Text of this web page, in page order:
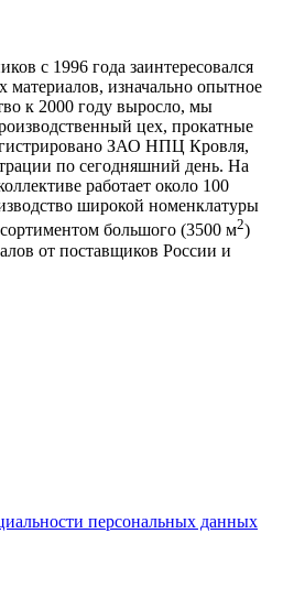
с 1996 года заинтересовался
материалов, изначально опытное
к 2000 году выросло, мы
цех, прокатные
ЗАО НПЦ Кровля,
по сегодняшний день. На
работает около 100
широкой номенклатуры
большого (3500 м2)
от поставщиков России и
персональных данных